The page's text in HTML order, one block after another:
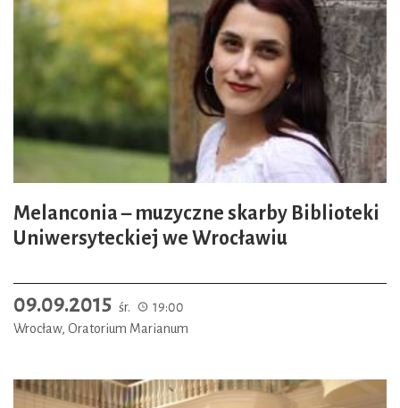
Melanconia – muzyczne skarby Biblioteki
Uniwersyteckiej we Wrocławiu
09.09.2015 śr.
19:00
Wrocław, Oratorium Marianum